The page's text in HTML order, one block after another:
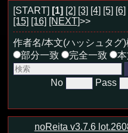
[START] [1] [2] [3] [4] [5] [6]
[15] [16] [NEXT]>>
作者名/本文(ハッシュタグ)
部分一致
完全一致
No Pass
noReita v3.7.6